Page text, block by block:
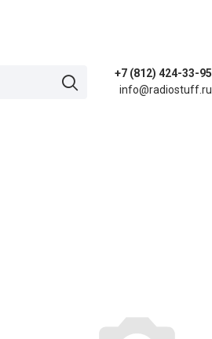
+7 (812) 424-33-95
info@radiostuff.ru